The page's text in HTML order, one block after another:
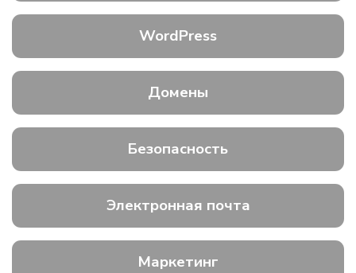
WordPress
Домены
Безопасность
Электронная почта
Маркетинг